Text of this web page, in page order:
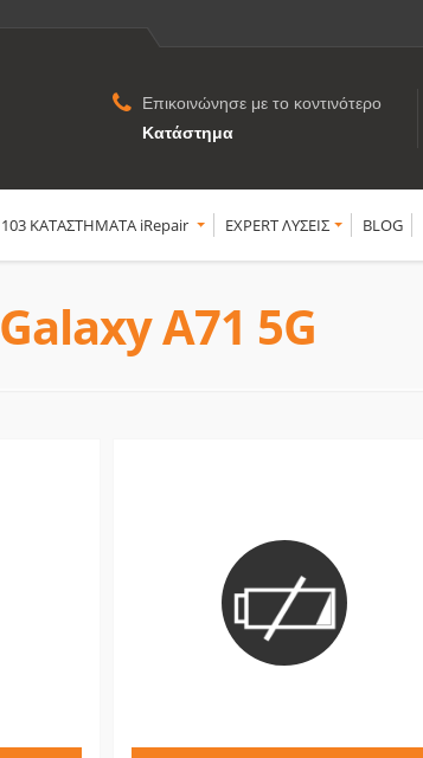
Επικοινώνησε με το κοντινότερο
Κατάστημα
103 ΚΑΤΑΣΤΗΜΑΤΑ iRepair EXPERT ΛΥΣΕΙΣ BLOG
Galaxy A71 5G